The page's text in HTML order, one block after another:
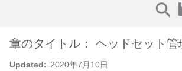
Updated: 2020年7月10日
章のタイトル： ヘッドセット管